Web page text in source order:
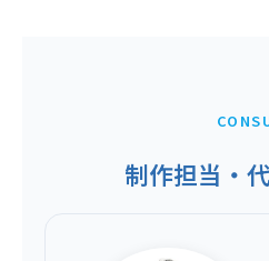
制作担当・